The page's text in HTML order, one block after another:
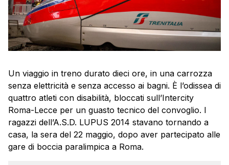
Un viaggio in treno durato dieci ore, in una carrozza
senza elettricità e senza accesso ai bagni. È l’odissea di
quattro atleti con disabilità, bloccati sull’Intercity
Roma-Lecce per un guasto tecnico del convoglio. I
ragazzi dell’A.S.D. LUPUS 2014 stavano tornando a
casa, la sera del 22 maggio, dopo aver partecipato alle
gare di boccia paralimpica a Roma.